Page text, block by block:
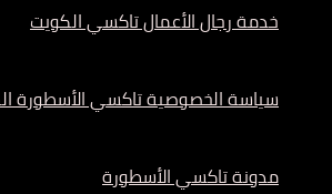
خدمة رجال الأعمال تاكسي الكويت
سياسة الخصوصية تاكسي الأسطورة
مدونة تاكسي الأسطورة